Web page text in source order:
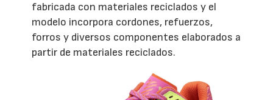
fabricada con materiales reciclados y el
modelo incorpora cordones, refuerzos,
forros y diversos componentes elaborados a
partir de materiales reciclados.